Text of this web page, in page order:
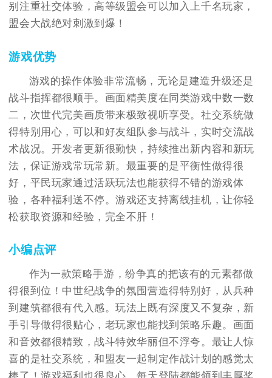
别注重社交体验，高等级盟会可以加入上千名玩家，
盟会大战绝对刺激到爆！
游戏优势
游戏的操作体验非常流畅，无论是建造升级还是
战斗指挥都很顺手。画面精美度在同类游戏中数一数
二，次世代完美画质带来极致视听享受。社交系统做
得特别用心，可以和好友组队参与战斗，实时交流战
术战况。开发者更新很勤快，持续推出新内容和新玩
法，保证游戏常玩常新。最重要的是平衡性做得很
好，平民玩家通过活跃玩法也能获得不错的游戏体
验，各种福利送不停。游戏还支持离线挂机，让你轻
松获取资源和经验，完全不肝！
小编点评
作为一款策略手游，纷争真的把该有的元素都做
得很到位！中世纪战争的氛围营造得特别好，从兵种
到建筑都很有代入感。玩法上既有深度又不复杂，新
手引导做得很贴心，老玩家也能找到策略乐趣。画面
和音效都很精致，战斗特效华丽但不浮夸。最让人惊
喜的是社交系统，和盟友一起制定作战计划的感觉太